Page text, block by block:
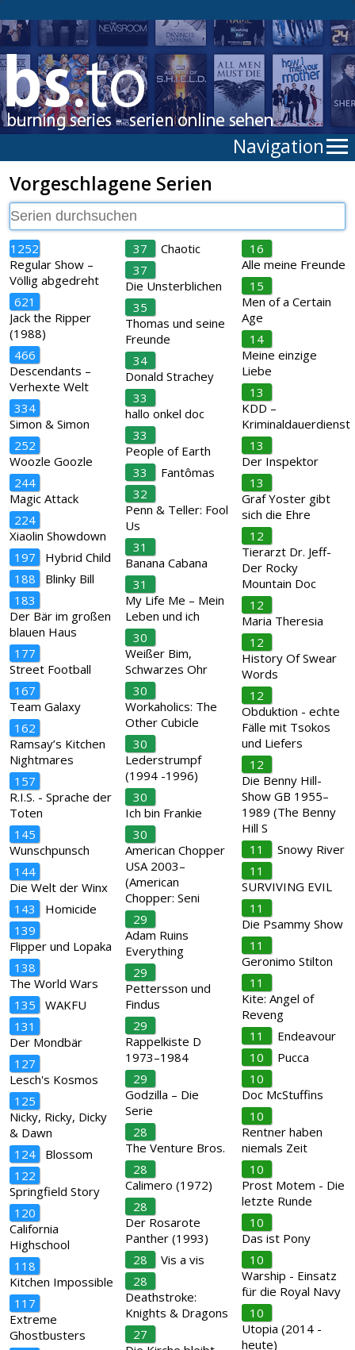
Navigation
Vorgeschlagene Serien
1252
Regular Show –
Völlig abgedreht
621
Jack the Ripper
(1988)
466
Descendants –
Verhexte Welt
334
Simon & Simon
252
Woozle Goozle
244
Magic Attack
224
Xiaolin Showdown
197
Hybrid Child
188
Blinky Bill
183
Der Bär im großen
blauen Haus
177
Street Football
167
Team Galaxy
162
Ramsay’s Kitchen
Nightmares
157
R.I.S. - Sprache der
Toten
145
Wunschpunsch
144
Die Welt der Winx
143
Homicide
139
Flipper und Lopaka
138
The World Wars
135
WAKFU
131
Der Mondbär
127
Lesch's Kosmos
125
Nicky, Ricky, Dicky
& Dawn
124
Blossom
122
Springfield Story
120
California
Highschool
118
Kitchen Impossible
117
Extreme
Ghostbusters
37
Chaotic
37
Die Unsterblichen
35
Thomas und seine
Freunde
34
Donald Strachey
33
hallo onkel doc
33
People of Earth
33
Fantômas
32
Penn & Teller: Fool
Us
31
Banana Cabana
31
My Life Me – Mein
Leben und ich
30
Weißer Bim,
Schwarzes Ohr
30
Workaholics: The
Other Cubicle
30
Lederstrumpf
(1994 -1996)
30
Ich bin Frankie
30
American Chopper
USA 2003–
(American
Chopper: Seni
29
Adam Ruins
Everything
29
Pettersson und
Findus
29
Rappelkiste D
1973–1984
29
Godzilla – Die
Serie
28
The Venture Bros.
28
Calimero (1972)
28
Der Rosarote
Panther (1993)
28
Vis a vis
28
Deathstroke:
Knights & Dragons
27
16
Alle meine Freunde
15
Men of a Certain
Age
14
Meine einzige
Liebe
13
KDD –
Kriminaldauerdienst
13
Der Inspektor
13
Graf Yoster gibt
sich die Ehre
12
Tierarzt Dr. Jeff-
Der Rocky
Mountain Doc
12
Maria Theresia
12
History Of Swear
Words
12
Obduktion - echte
Fälle mit Tsokos
und Liefers
12
Die Benny Hill-
Show GB 1955–
1989 (The Benny
Hill S
11
Snowy River
11
SURVIVING EVIL
11
Die Psammy Show
11
Geronimo Stilton
11
Kite: Angel of
Reveng
11
Endeavour
10
Pucca
10
Doc McStuffins
10
Rentner haben
niemals Zeit
10
Prost Motem - Die
letzte Runde
10
Das ist Pony
10
Warship - Einsatz
für die Royal Navy
10
Utopia (2014 -
heute)